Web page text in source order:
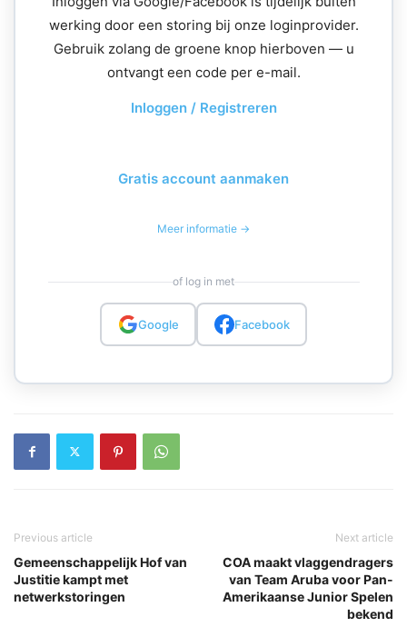
werking door een storing bij onze loginprovider.
Gebruik zolang de groene knop hierboven — u
ontvangt een code per e-mail.
Inloggen / Registreren
Gratis account aanmaken
Meer informatie →
of log in met
Google Facebook
Previous article
Gemeenschappelijk Hof van
Justitie kampt met
netwerkstoringen
Next article
COA maakt vlaggendragers
van Team Aruba voor Pan-
Amerikaanse Junior Spelen
bekend